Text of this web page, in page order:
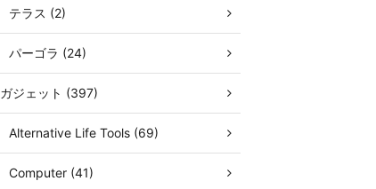
テラス (2)
パーゴラ (24)
ガジェット (397)
Alternative Life Tools (69)
Computer (41)